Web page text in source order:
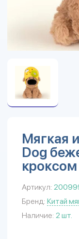
Мягкая
Dog
Артикул:
Бренд: Китай
Наличие: 2 шт.